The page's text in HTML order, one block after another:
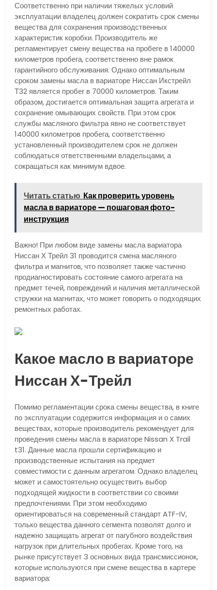
Соответственно при наличии тяжелых условий
эксплуатации владелец должен сократить срок смены
вещества для сохранения производственных
характеристик коробки. Производитель же
регламентирует смену вещества на пробеге в 140000
километров пробега, соответственно вне рамок
гарантийного обслуживания. Однако оптимальным
сроком замены масла в вариаторе Ниссан Икстрейл
Т32 является пробег в 70000 километров. Таким
образом, достигается оптимальная защита агрегата и
сохранение омывающих свойств. При этом срок
службы масляного фильтра явно не соответствует
140000 километров пробега, соответственно
установленный производителем срок не должен
соблюдаться ответственными владельцами, а
сокращаться как минимум вдвое.
Читать статью Как проверить уровень
масла в вариаторе — пошаговая фото-
инструкция
Важно! При любом виде замены масла вариатора
Ниссан Х Трейл 31 проводится смена масляного
фильтра и магнитов, что позволяет также частично
продиагностировать состояние самого агрегата на
предмет течей, повреждений и наличия металлической
стружки на магнитах, что может говорить о подходящих
ремонтных работах.
Какое масло в вариаторе
Ниссан Х-Трейл
Помимо регламентации срока смены вещества, в книге
по эксплуатации содержится информация и о самих
веществах, которые производитель рекомендует для
проведения смены масла в вариаторе Nissan X Trail
t31. Данные масла прошли сертификацию и
производственные испытания на предмет
совместимости с данным агрегатом. Однако владелец
может и самостоятельно осуществить выбор
подходящей жидкости в соответствии со своими
предпочтениями. При этом необходимо
ориентироваться на современный стандарт ATF-IV,
только вещества данного сегмента позволят долго и
надежно защищать агрегат от пагубного воздействия
нагрузок при длительных пробегах. Кроме того, на
рынке присутствует 3 основных вида трансмиссионок,
которые используются при смене вещества в картере
вариатора: